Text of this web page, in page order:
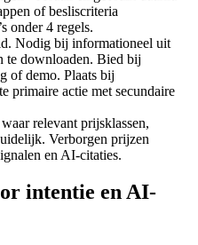
of besliscriteria
onder 4 regels.
Nodig bij informationeel uit
te downloaden. Bied bij
of demo. Plaats bij
primaire actie met secundaire
relevant prijsklassen,
Verborgen prijzen
en AI-citaties.
intentie en AI-